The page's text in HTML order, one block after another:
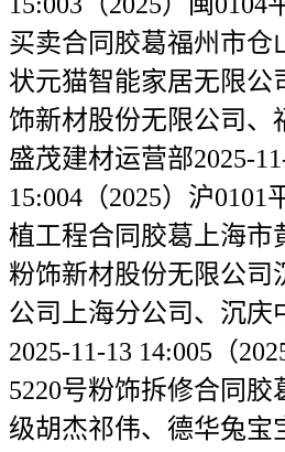
买卖合同胶葛福州市仓
状元猫智能家居无限公
饰新材股份无限公司、
盛茂建材运营部2025-
15:004（2025）沪0101
植工程合同胶葛上海市
粉饰新材股份无限公司
公司上海分公司、沉庆
2025-11-13 14:005（
5220号粉饰拆修合同胶
级胡杰祁伟、德华兔宝